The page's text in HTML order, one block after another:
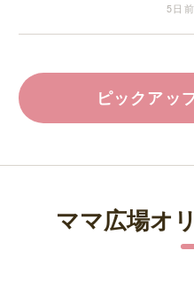
5日前
ピックアッ
ママ広場オ